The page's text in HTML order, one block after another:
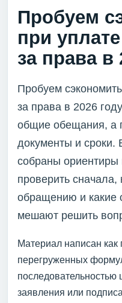
Пробуем
при
за права в
Пробуем
за права в 2026
общие обещания, а
документы и сроки.
собраны ориентиры
проверить сначала,
обращению и какие
мешают решить
Материал написан как
перегруженных
заявления или